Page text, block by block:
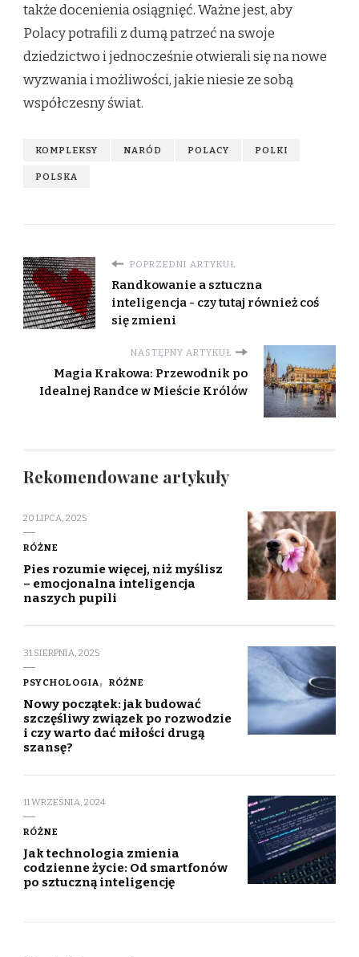
także docenienia osiągnięć. Ważne jest, aby
Polacy potrafili z dumą patrzeć na swoje
dziedzictwo i jednocześnie otwierali się na nowe
wyzwania i możliwości, jakie niesie ze sobą
współczesny świat.
KOMPLEKSY NARÓD POLACY POLKI
POLSKA
POPRZEDNI ARTYKUŁ
Randkowanie a sztuczna
inteligencja - czy tutaj również coś
się zmieni
NASTĘPNY ARTYKUŁ
Magia Krakowa: Przewodnik po
Idealnej Randce w Mieście Królów
Rekomendowane artykuły
20 LIPCA, 2025
RÓŻNE
Pies rozumie więcej, niż myślisz
– emocjonalna inteligencja
naszych pupili
31 SIERPNIA, 2025
PSYCHOLOGIA RÓŻNE
Nowy początek: jak budować
szczęśliwy związek po rozwodzie
i czy warto dać miłości drugą
szansę?
11 WRZEŚNIA, 2024
RÓŻNE
Jak technologia zmienia
codzienne życie: Od smartfonów
po sztuczną inteligencję